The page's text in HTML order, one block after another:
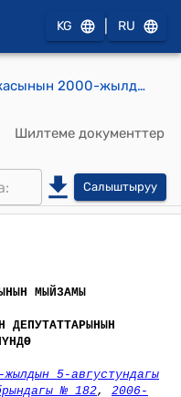
KG RU
Кыргыз Республикасынын 2000-жылдын 13-январы № 3 "Жергиликтүү кеңештердин депутаттарынын статусу жөнүндө" Мыйзамы
Шилтеме документтер
Салыштыруу